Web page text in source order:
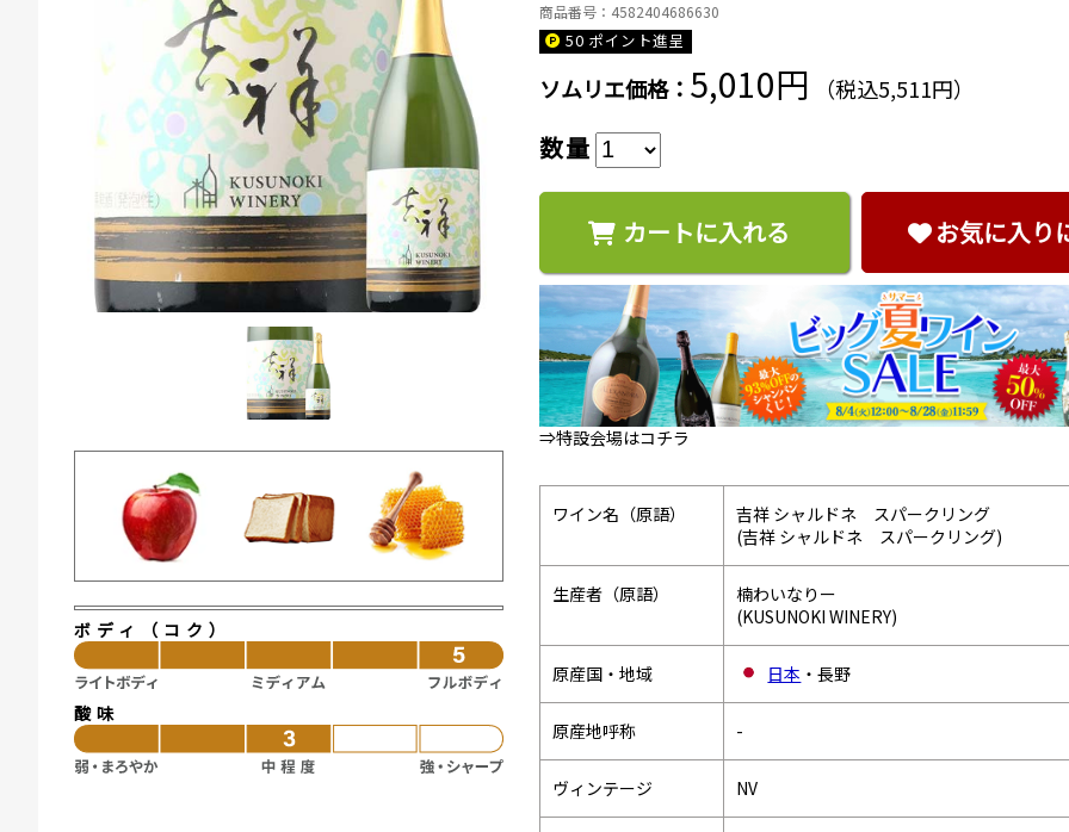
ボディ（コク）
酸味
商品番号：4582404686630
50 ポイント進呈
ソムリエ価格： 5,010円 （税込5,511円）
数量
カートに入れる お気に入り
⇒特設会場はコチラ
ワイン名（原語）
吉祥 シャルドネ スパークリング
(吉祥 シャルドネ スパークリング)
生産者（原語）
楠わいなりー
(KUSUNOKI WINERY)
原産国・地域 日本 ・長野
原産地呼称 -
ヴィンテージ NV